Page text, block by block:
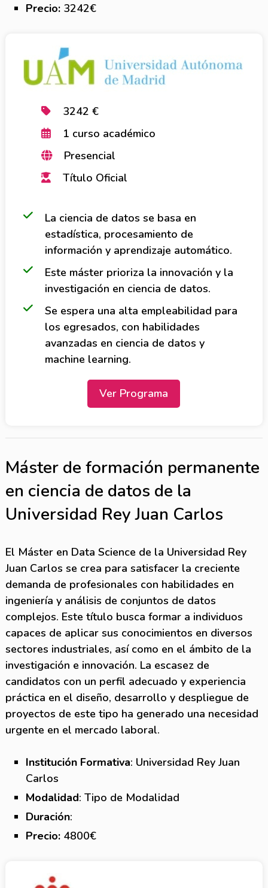
Precio: 3242€
3242 €
1 curso académico
Presencial
Título Oficial
La ciencia de datos se basa en
estadística, procesamiento de
información y aprendizaje automático.
Este máster prioriza la innovación y la
investigación en ciencia de datos.
Se espera una alta empleabilidad para
los egresados, con habilidades
avanzadas en ciencia de datos y
machine learning.
Ver Programa
Máster de formación permanente
en ciencia de datos de la
Universidad Rey Juan Carlos
El Máster en Data Science de la Universidad Rey
Juan Carlos se crea para satisfacer la creciente
demanda de profesionales con habilidades en
ingeniería y análisis de conjuntos de datos
complejos. Este título busca formar a individuos
capaces de aplicar sus conocimientos en diversos
sectores industriales, así como en el ámbito de la
investigación e innovación. La escasez de
candidatos con un perfil adecuado y experiencia
práctica en el diseño, desarrollo y despliegue de
proyectos de este tipo ha generado una necesidad
urgente en el mercado laboral.
Institución Formativa: Universidad Rey Juan
Carlos
Modalidad: Tipo de Modalidad
Duración:
Precio: 4800€